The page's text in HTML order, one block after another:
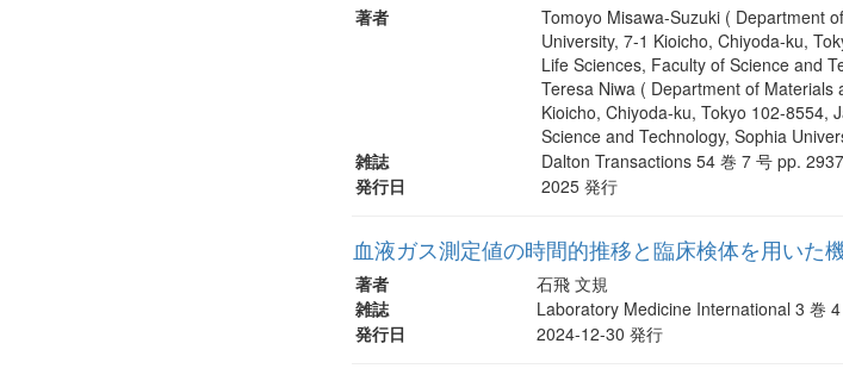
著者
Tomoyo Misawa-Suzuki ( Department
University, 7-1 Kioicho, Chiyoda-ku,
Life Sciences, Faculty of Science and
Teresa Niwa ( Department of Materials
Kioicho, Chiyoda-ku, Tokyo 102-8554,
Science and Technology, Sophia
雑誌
Dalton Transactions 54 巻 7 号 pp.
発行日
2025 発行
血液ガス測定値の時間的推移と臨床検体を用いた
著者
石飛 文規
雑誌
Laboratory Medicine International 3 巻
発行日
2024-12-30 発行